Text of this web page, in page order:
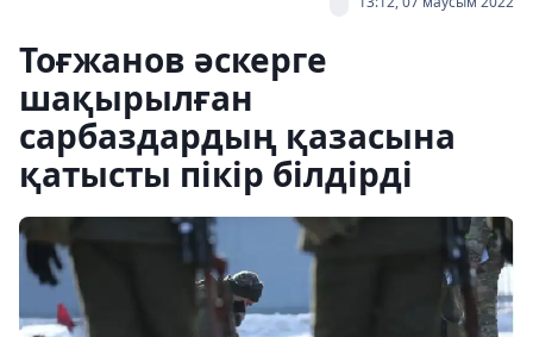
Тоғжанов әскерге
шақырылған
сарбаздардың қазасына
қатысты пікір білдірді